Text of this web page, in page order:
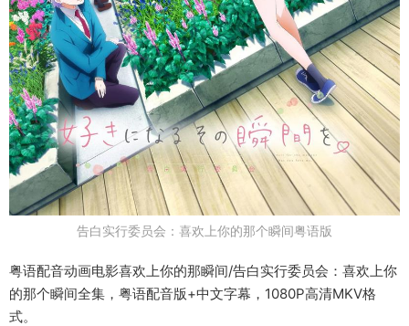
告白实行委员会：喜欢上你的那个瞬间粤语版
粤语配音动画电影喜欢上你的那瞬间/告白实行委员会：喜欢上你
的那个瞬间全集，粤语配音版+中文字幕，1080P高清MKV格
式。